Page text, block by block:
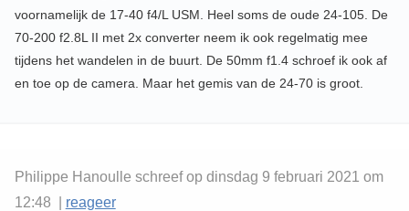
voornamelijk de 17-40 f4/L USM. Heel soms de oude 24-105. De
70-200 f2.8L II met 2x converter neem ik ook regelmatig mee
tijdens het wandelen in de buurt. De 50mm f1.4 schroef ik ook af
en toe op de camera. Maar het gemis van de 24-70 is groot.
Philippe Hanoulle schreef op dinsdag 9 februari 2021 om
12:48 | reageer